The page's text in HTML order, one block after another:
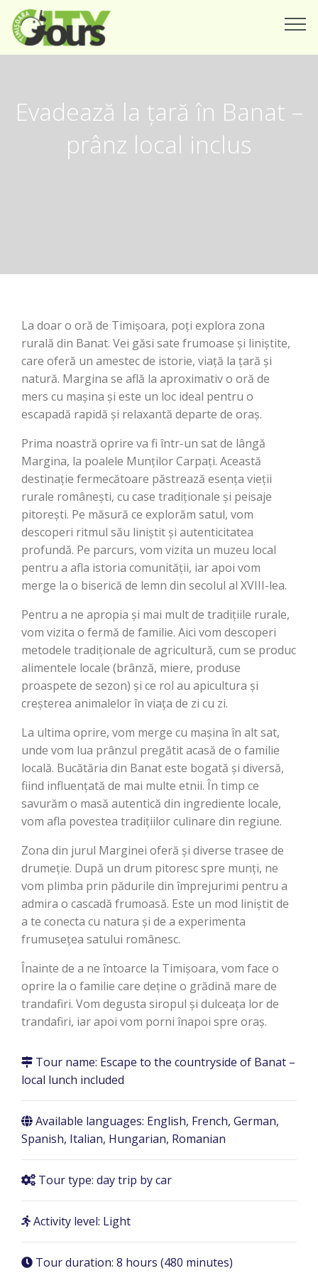
Evadează la țară în Banat –
prânz local inclus
La doar o oră de Timișoara, poți explora zona
rurală din Banat. Vei găsi sate frumoase și liniștite,
care oferă un amestec de istorie, viață la țară și
natură. Margina se află la aproximativ o oră de
mers cu mașina și este un loc ideal pentru o
escapadă rapidă și relaxantă departe de oraș.
Prima noastră oprire va fi într-un sat de lângă
Margina, la poalele Munților Carpați. Această
destinație fermecătoare păstrează esența vieții
rurale românești, cu case tradiționale și peisaje
pitorești. Pe măsură ce explorăm satul, vom
descoperi ritmul său liniștit și autenticitatea
profundă. Pe parcurs, vom vizita un muzeu local
pentru a afla istoria comunității, iar apoi vom
merge la o biserică de lemn din secolul al XVIII-lea.
Pentru a ne apropia și mai mult de tradițiile rurale,
vom vizita o fermă de familie. Aici vom descoperi
metodele tradiționale de agricultură, cum se produc
alimentele locale (brânză, miere, produse
proaspete de sezon) și ce rol au apicultura și
creșterea animalelor în viața de zi cu zi.
La ultima oprire, vom merge cu mașina în alt sat,
unde vom lua prânzul pregătit acasă de o familie
locală. Bucătăria din Banat este bogată și diversă,
fiind influențată de mai multe etnii. În timp ce
savurăm o masă autentică din ingrediente locale,
vom afla povestea tradițiilor culinare din regiune.
Zona din jurul Marginei oferă și diverse trasee de
drumeție. După un drum pitoresc spre munți, ne
vom plimba prin pădurile din împrejurimi pentru a
admira o cascadă frumoasă. Este un mod liniștit de
a te conecta cu natura și de a experimenta
frumusețea satului românesc.
Înainte de a ne întoarce la Timișoara, vom face o
oprire la o familie care deține o grădină mare de
trandafiri. Vom degusta siropul și dulceața lor de
trandafiri, iar apoi vom porni înapoi spre oraș.
Tour name: Escape to the countryside of Banat –
local lunch included
Available languages: English, French, German,
Spanish, Italian, Hungarian, Romanian
Tour type: day trip by car
Activity level: Light
Tour duration: 8 hours (480 minutes)